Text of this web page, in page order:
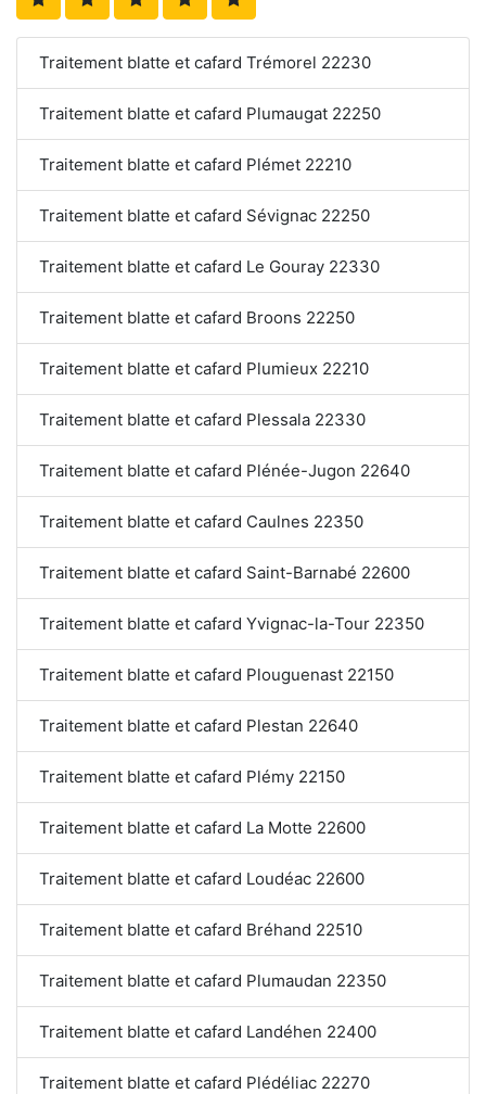
Traitement blatte et cafard Trémorel 22230
Traitement blatte et cafard Plumaugat 22250
Traitement blatte et cafard Plémet 22210
Traitement blatte et cafard Sévignac 22250
Traitement blatte et cafard Le Gouray 22330
Traitement blatte et cafard Broons 22250
Traitement blatte et cafard Plumieux 22210
Traitement blatte et cafard Plessala 22330
Traitement blatte et cafard Plénée-Jugon 22640
Traitement blatte et cafard Caulnes 22350
Traitement blatte et cafard Saint-Barnabé 22600
Traitement blatte et cafard Yvignac-la-Tour 22350
Traitement blatte et cafard Plouguenast 22150
Traitement blatte et cafard Plestan 22640
Traitement blatte et cafard Plémy 22150
Traitement blatte et cafard La Motte 22600
Traitement blatte et cafard Loudéac 22600
Traitement blatte et cafard Bréhand 22510
Traitement blatte et cafard Plumaudan 22350
Traitement blatte et cafard Landéhen 22400
Traitement blatte et cafard Plédéliac 22270